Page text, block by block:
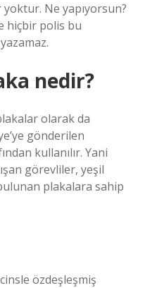
yoktur. Ne yapıyorsun?
hiçbir polis bu
nedir?
olarak da
gönderilen
kullanılır. Yani
görevliler, yeşil
plakalara sahip
özdeşleşmiş